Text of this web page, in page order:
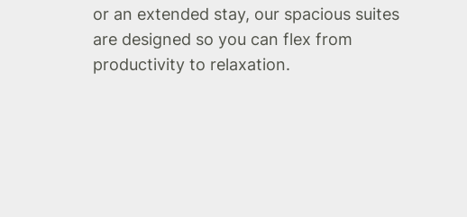
or an extended stay, our spacious suites
are designed so you can flex from
productivity to relaxation.